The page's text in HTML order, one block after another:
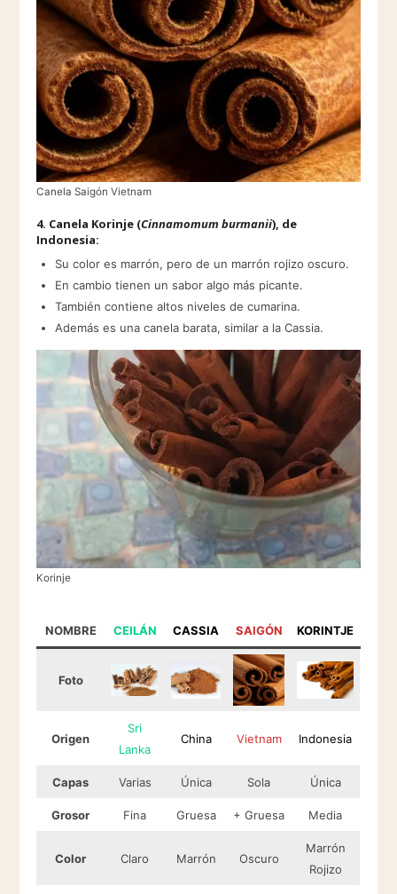
Canela Saigón Vietnam
4. Canela Korinje(Cinnamomum burmanii), de
Indonesia:
Su color es marrón, pero de un marrón rojizo oscuro.
En cambio tienen un sabor algo más picante.
También contiene altos niveles de cumarina.
Además es una canela barata, similar a la Cassia.
Korinje
NOMBRE CEILÁN CASSIA SAIGÓN KORINTJE
Foto
Origen
Sri
Lanka
China Vietnam Indonesia
Capas Varias Única Sola Única
Grosor Fina Gruesa + Gruesa Media
Color Claro Marrón Oscuro
Marrón
Rojizo